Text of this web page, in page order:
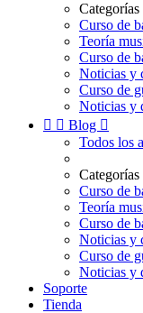
Categorías
Curso de
Teoría
Curso de
Noticias y
Curso de
Noticias y
  Blog 
Todos los
Categorías
Curso de
Teoría
Curso de
Noticias y
Curso de
Noticias y
Soporte
Tienda